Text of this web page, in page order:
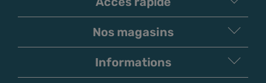
Nos magasins
Informations